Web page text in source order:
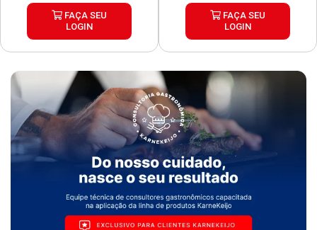
FAÇA SEU
LOGIN
FAÇA SEU
LOGIN